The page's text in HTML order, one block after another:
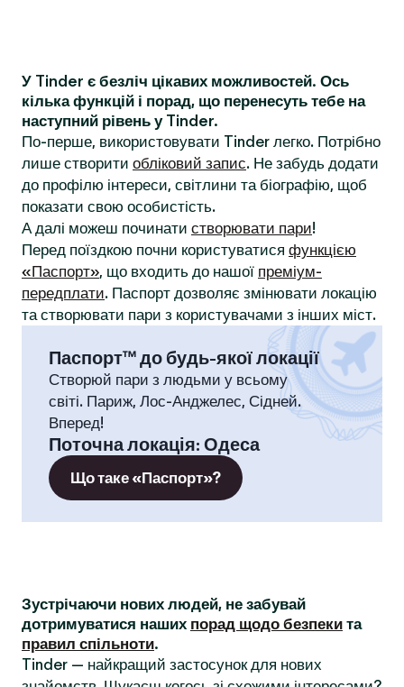
У Tinder є безліч цікавих можливостей. Ось
кілька функцій і порад, що перенесуть тебе на
наступний рівень у Tinder.
По-перше, використовувати Tinder легко. Потрібно
лише створити обліковий запис. Не забудь додати
до профілю інтереси, світлини та біографію, щоб
показати свою особистість.
А далі можеш починати створювати пари!
Перед поїздкою почни користуватися функцією
«Паспорт», що входить до нашої преміум-
передплати. Паспорт дозволяє змінювати локацію
та створювати пари з користувачами з інших міст.
Паспорт™ до будь-якої локації
Створюй пари з людьми у всьому
світі. Париж, Лос-Анджелес, Сідней.
Вперед!
Поточна локація: Одеса
Що таке «Паспорт»?
Зустрічаючи нових людей, не забувай
дотримуватися наших порад щодо безпеки та
правил спільноти.
Tinder — найкращий застосунок для нових